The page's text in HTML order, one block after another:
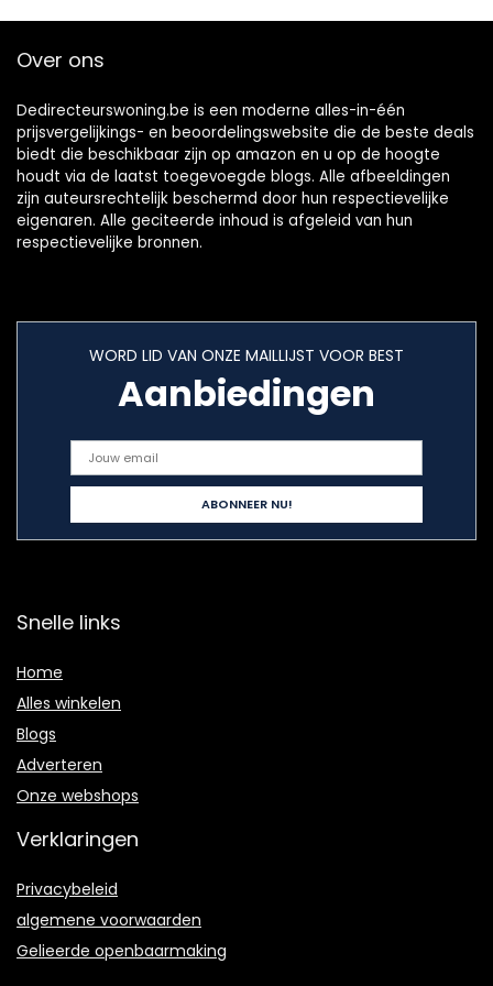
Over ons
Dedirecteurswoning.be is een moderne alles-in-één
prijsvergelijkings- en beoordelingswebsite die de beste deals
biedt die beschikbaar zijn op amazon en u op de hoogte
houdt via de laatst toegevoegde blogs. Alle afbeeldingen
zijn auteursrechtelijk beschermd door hun respectievelijke
eigenaren. Alle geciteerde inhoud is afgeleid van hun
respectievelijke bronnen.
WORD LID VAN ONZE MAILLIJST VOOR BEST
Aanbiedingen
Snelle links
Home
Alles winkelen
Blogs
Adverteren
Onze webshops
Verklaringen
Privacybeleid
algemene voorwaarden
Gelieerde openbaarmaking